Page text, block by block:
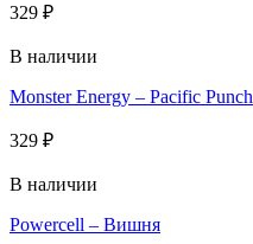
329 ₽
В наличии
Monster Energy – Pacific Punch
329 ₽
В наличии
Powercell – Вишня